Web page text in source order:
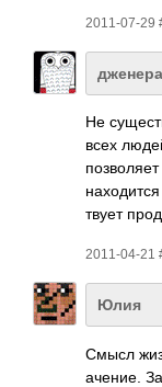
2011-07-29
Не
всех
твует
2011-04-21
Юлия
Смысл
ачен­ие.